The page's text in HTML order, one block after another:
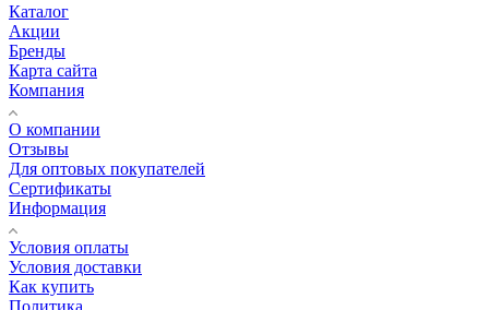
Каталог
Акции
Бренды
Карта сайта
Компания
О компании
Отзывы
Для оптовых покупателей
Сертификаты
Информация
Условия оплаты
Условия доставки
Как купить
Политика